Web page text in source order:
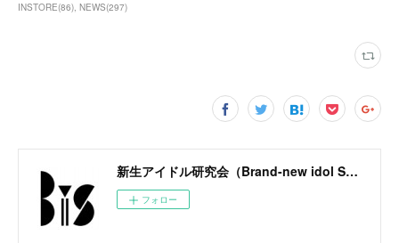
INSTORE(86) NEWS(297)
新生アイドル研究会（Brand-new idol Society）公式サイト / BiS OFFICIAL SITE
フォロー